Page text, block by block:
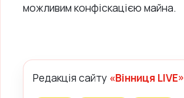
можливим конфіскацією майна.
Редакція сайту «Вінниця LIVE»